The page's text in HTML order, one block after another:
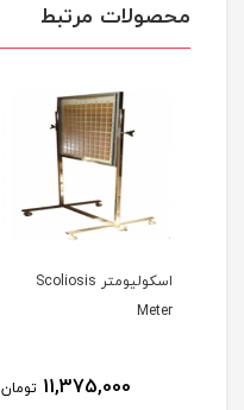
محصولات مرتبط
اسکولیومتر Scoliosis
Meter
11,375,000 تومان